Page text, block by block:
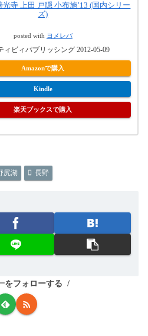
光寺 上田 戸隠 小布施’13 (国内シリー
ズ)
posted with ヨメレバ
ィビィパブリッシング 2012-05-09
Amazonで購入
Kindle
楽天ブックスで購入
尻湖 長野
をフォローする